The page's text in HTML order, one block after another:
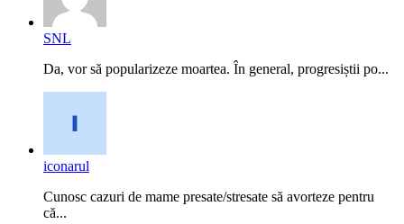
SNL
Da, vor să popularizeze moartea. În general, progresiștii po...
iconarul
Cunosc cazuri de mame presate/stresate să avorteze pentru
că...